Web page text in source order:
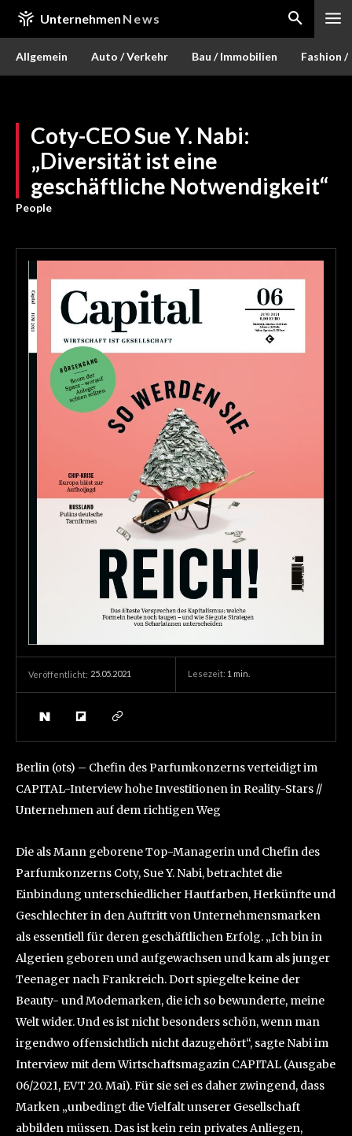
Unternehmen News
Allgemein Auto / Verkehr Bau / Immobilien Fashion /
Coty-CEO Sue Y. Nabi:
„Diversität ist eine
geschäftliche Notwendigkeit“
People
Veröffentlicht: 25.05.2021 Lesezeit: 1 min.
Berlin (ots) – Chefin des Parfumkonzerns verteidigt im
CAPITAL-Interview hohe Investitionen in Reality-Stars //
Unternehmen auf dem richtigen Weg
Die als Mann geborene Top-Managerin und Chefin des
Parfumkonzerns Coty, Sue Y. Nabi, betrachtet die
Einbindung unterschiedlicher Hautfarben, Herkünfte und
Geschlechter in den Auftritt von Unternehmensmarken
als essentiell für deren geschäftlichen Erfolg. „Ich bin in
Algerien geboren und aufgewachsen und kam als junger
Teenager nach Frankreich. Dort spiegelte keine der
Beauty- und Modemarken, die ich so bewunderte, meine
Welt wider. Und es ist nicht besonders schön, wenn man
irgendwo offensichtlich nicht dazugehört“, sagte Nabi im
Interview mit dem Wirtschaftsmagazin CAPITAL (Ausgabe
06/2021, EVT 20. Mai). Für sie sei es daher zwingend, dass
Marken „unbedingt die Vielfalt unserer Gesellschaft
abbilden müssen. Das ist kein rein privates Anliegen,